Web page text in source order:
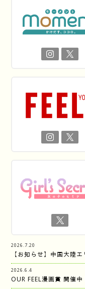
2026.7.20
【お知らせ】中国大陸
2026.6.4
OUR FEEL漫画賞 開催中